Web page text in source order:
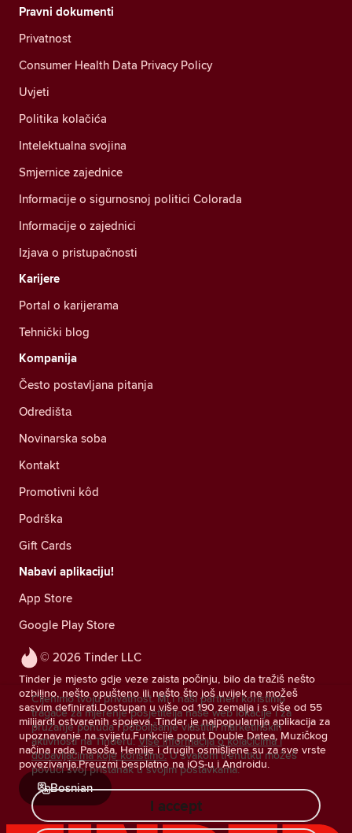
© 2026 Tinder LLC
Tinder je mjesto gdje veze zaista počinju, bilo da tražiš nešto
ozbiljno, nešto opušteno ili nešto što još uvijek ne možeš
sasvim definirati.Dostupan u više od 190 zemalja i s više od 55
milijardi ostvarenih spojeva, Tinder je najpopularnija aplikacija za
upoznavanje na svijetu.Funkcije poput Double Datea, Muzičkog
načina rada, Pasoša, Hemije i drugih osmišljene su za sve vrste
povezivanja.Preuzmi besplatno na iOS-u i Androidu.
Bosnian
Pravni dokumenti
Privatnost
Consumer Health Data Privacy Policy
Uvjeti
Politika kolačića
Intelektualna svojina
Smjernice zajednice
Informacije o sigurnosnoj politici Colorada
Informacije o zajednici
Izjava o pristupačnosti
Karijere
Portal o karijerama
Tehnički blog
Kompanija
Često postavljana pitanja
Odredištа
Novinarska soba
Kontakt
Promotivni kôd
Podrška
Gift Cards
Nabavi aplikaciju!
App Store
Google Play Store
Cijenimo tvoju privatnost. Mi i naši partneri koristimo
tragače za mjerenje posjetitelja naše web lokacije i za
pružanje ponuda i poboljšanje vlastitih marketinških
aktivnosti na Tinderu. Više informacija o kolačićima i
dobavljačima koje koristimo. U svakom trenutku možeš
povući svoj pristanak u svojim postavkama.
I accept